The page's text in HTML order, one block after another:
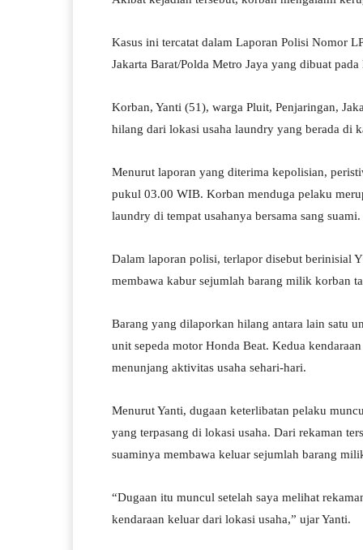
Kasus ini tercatat dalam Laporan Polisi Nomor
Jakarta Barat/Polda Metro Jaya yang dibuat
Korban, Yanti (51), warga Pluit, Penjaringan,
hilang dari lokasi usaha laundry yang berada di
Menurut laporan yang diterima kepolisian,
pukul 03.00 WIB. Korban menduga pelaku
laundry di tempat usahanya bersama sang suami.
Dalam laporan polisi, terlapor disebut berinisial
membawa kabur sejumlah barang milik korban
Barang yang dilaporkan hilang antara lain satu
unit sepeda motor Honda Beat. Kedua
menunjang aktivitas usaha sehari-hari.
Menurut Yanti, dugaan keterlibatan pelaku
yang terpasang di lokasi usaha. Dari rekaman
suaminya membawa keluar sejumlah barang
“Dugaan itu muncul setelah saya melihat
kendaraan keluar dari lokasi usaha,” ujar Yanti.